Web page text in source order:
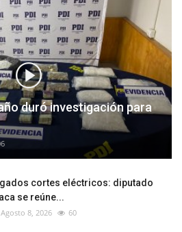
duró investigación para
cortes eléctricos: diputado
se reúne...
Agosto 8, 2026 60